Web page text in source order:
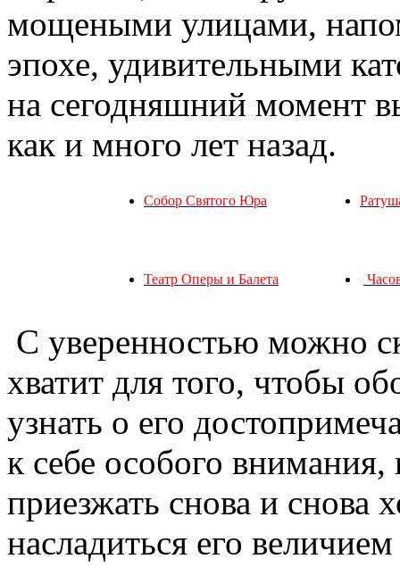
мощеными улицами,
эпохе, удивительными
на сегодняшний момент
как и много лет назад.
Собор Святого Юра
Театр Оперы и Балета
С уверенностью можно
хватит для того, чтобы
узнать о его
к себе особого
приезжать снова и снова
насладиться его